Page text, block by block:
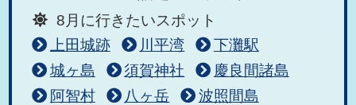
8月に行きたいスポット
上田城跡
川平湾
下灘駅
城ヶ島
須賀神社
慶良間諸島
阿智村
八ヶ岳
波照間島